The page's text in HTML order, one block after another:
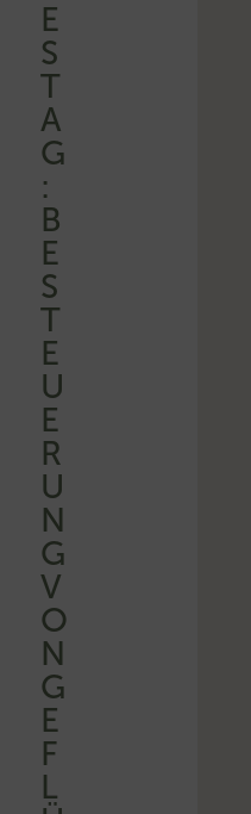
E
S
T
A
G
:
B
E
S
T
E
U
E
R
U
N
G
V
O
N
G
E
F
L